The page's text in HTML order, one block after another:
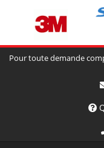
Pour toute demande